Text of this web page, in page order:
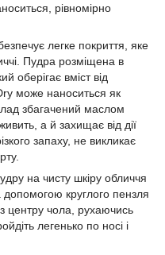
рівномірно
легке покриття, яке
Пудра розміщена в
оберігає вміст від
може наноситься як
збагачений маслом
а й захищає від дії
запаху, не викликає
на чисту шкіру обличчя
круглого пензля
центру чола, рухаючись
легенько по носі і